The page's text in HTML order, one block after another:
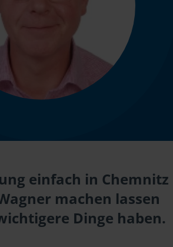
einfach in Chemnitz
machen lassen
Dinge haben.